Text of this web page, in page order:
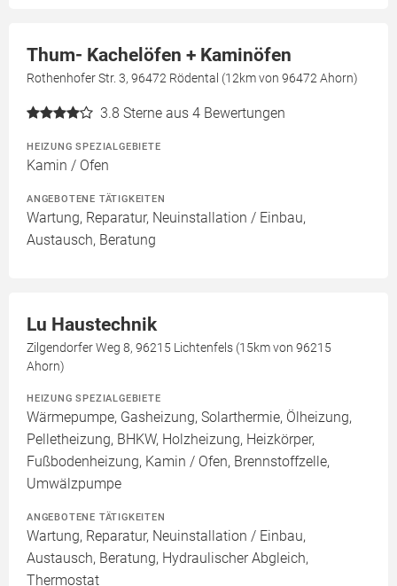
Thum- Kachelöfen + Kaminöfen
Rothenhofer Str. 3, 96472 Rödental (12km von 96472 Ahorn)
3.8 Sterne aus 4 Bewertungen
HEIZUNG SPEZIALGEBIETE
Kamin / Ofen
ANGEBOTENE TÄTIGKEITEN
Wartung, Reparatur, Neuinstallation / Einbau,
Austausch, Beratung
Lu Haustechnik
Zilgendorfer Weg 8, 96215 Lichtenfels (15km von 96215
Ahorn)
HEIZUNG SPEZIALGEBIETE
Wärmepumpe, Gasheizung, Solarthermie, Ölheizung,
Pelletheizung, BHKW, Holzheizung, Heizkörper,
Fußbodenheizung, Kamin / Ofen, Brennstoffzelle,
Umwälzpumpe
ANGEBOTENE TÄTIGKEITEN
Wartung, Reparatur, Neuinstallation / Einbau,
Austausch, Beratung, Hydraulischer Abgleich,
Thermostat